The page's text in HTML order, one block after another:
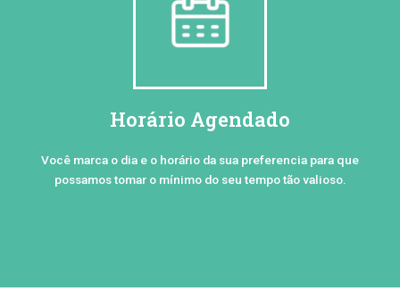
Horário Agendado
Você marca o dia e o horário da sua preferencia para que
possamos tomar o mínimo do seu tempo tão valioso.